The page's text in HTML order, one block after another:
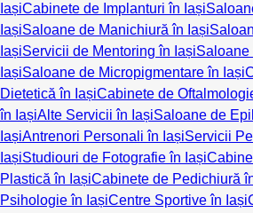
IașiCabinete de Implanturi în Iași
IașiSaloane de Manichiură în Iași
IașiServicii de Mentoring în IașiSaloane
IașiSaloane de Micropigmentare în Iași
Dietetică în IașiCabinete de
în IașiAlte Servicii în IașiSaloane de
IașiAntrenori Personali în IașiServicii
IașiStudiouri de Fotografie în Iași
Plastică în IașiCabinete de Pedichiură
Psihologie în IașiCentre Sportive în Iași